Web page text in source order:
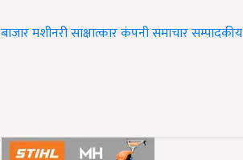
बाजारमशीनरीसाक्षात्कारकंपनी समाचारसम्पादकीय